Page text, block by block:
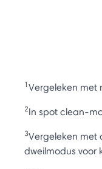
1 Vergeleken met
2In spot clean-
3Vergeleken met
dweilmodus voor